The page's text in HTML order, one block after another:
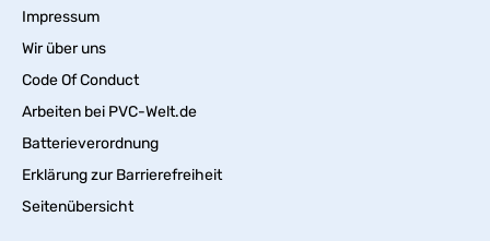
Impressum
Wir über uns
Code Of Conduct
Arbeiten bei PVC-Welt.de
Batterieverordnung
Erklärung zur Barrierefreiheit
Seitenübersicht